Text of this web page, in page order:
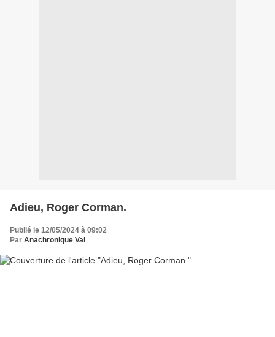
Adieu, Roger Corman.
Publié le 12/05/2024 à 09:02
Par Anachronique Val